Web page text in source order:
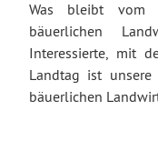
Was bleibt vom
bäuerlichen
Interessierte, mit
Landtag ist unsere
bäuerlichen